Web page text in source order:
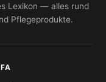
Lexikon — alles rund
Pflegeprodukte.